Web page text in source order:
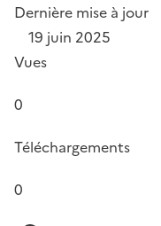
Dernière mise à jour
19 juin 2025
Vues
0
Téléchargements
0